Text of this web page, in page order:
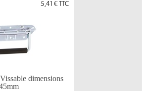
5,41 € TTC
dimensions